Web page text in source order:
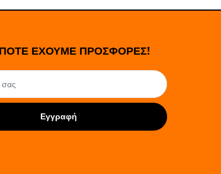
ΕΧΟΥΜΕ ΠΡΟΣΦΟΡΕΣ!
Εγγραφή